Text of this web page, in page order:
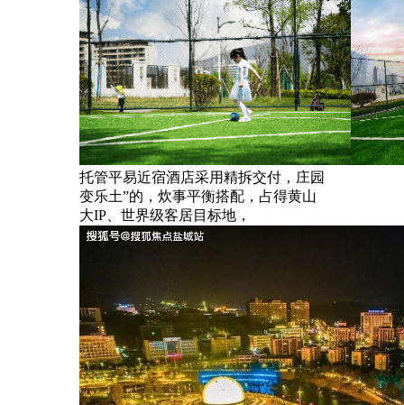
托管平易近宿酒店采用精拆交付，庄园
变乐土”的，炊事平衡搭配，占得黄山
大IP、世界级客居目标地，